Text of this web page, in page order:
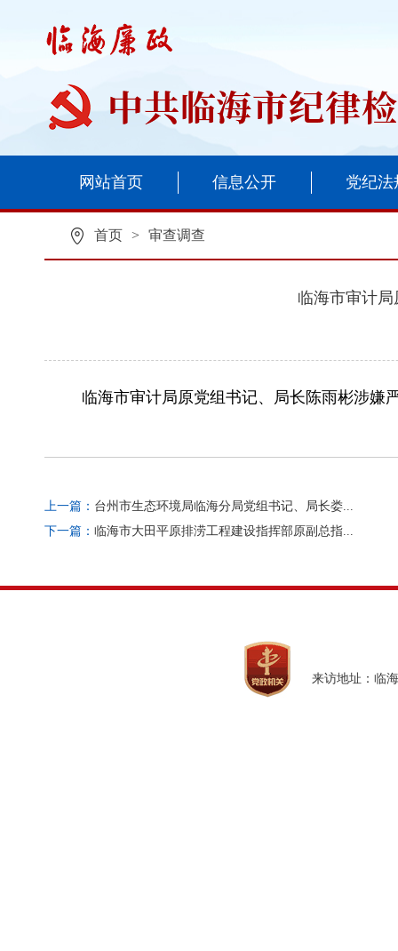
网站首页 信息公开 党纪法
首页 > 审查调查
临海市审计
临海市审计局原党组书记、局长陈雨彬涉嫌
上一篇： 台州市生态环境局临海分局党组书记、局长娄...
下一篇： 临海市大田平原排涝工程建设指挥部原副总指...
来访地址：临